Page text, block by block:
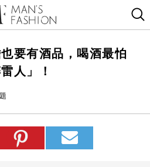
要有酒品，喝酒最怕
人」！